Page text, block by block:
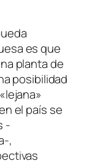
es que
planta de
posibilidad
el país se
-
,